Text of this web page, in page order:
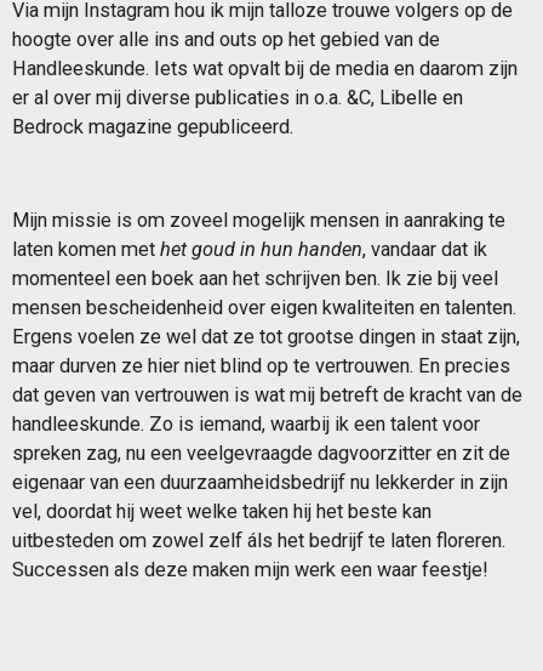
Via mijn Instagram hou ik mijn talloze trouwe volgers op de
hoogte over alle ins and outs op het gebied van de
Handleeskunde. Iets wat opvalt bij de media en daarom zijn
er al over mij diverse publicaties in o.a. &C, Libelle en
Bedrock magazine gepubliceerd.
Mijn missie is om zoveel mogelijk mensen in aanraking te
laten komen met het goud in hun handen, vandaar dat ik
momenteel een boek aan het schrijven ben. Ik zie bij veel
mensen bescheidenheid over eigen kwaliteiten en talenten.
Ergens voelen ze wel dat ze tot grootse dingen in staat zijn,
maar durven ze hier niet blind op te vertrouwen. En precies
dat geven van vertrouwen is wat mij betreft de kracht van de
handleeskunde. Zo is iemand, waarbij ik een talent voor
spreken zag, nu een veelgevraagde dagvoorzitter en zit de
eigenaar van een duurzaamheidsbedrijf nu lekkerder in zijn
vel, doordat hij weet welke taken hij het beste kan
uitbesteden om zowel zelf áls het bedrijf te laten floreren.
Successen als deze maken mijn werk een waar feestje!